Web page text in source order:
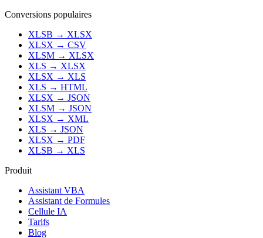
Conversions populaires
XLSB → XLSX
XLSX → CSV
XLSM → XLSX
XLS → XLSX
XLSX → XLS
XLS → HTML
XLSX → JSON
XLSM → JSON
XLSX → XML
XLS → JSON
XLSX → PDF
XLSB → XLS
Produit
Assistant VBA
Assistant de Formules
Cellule IA
Tarifs
Blog